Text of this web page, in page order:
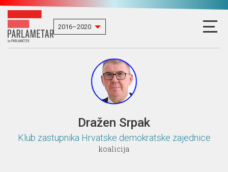
Dražen Srpak
Klub zastupnika Hrvatske demokratske zajednice
koalicija